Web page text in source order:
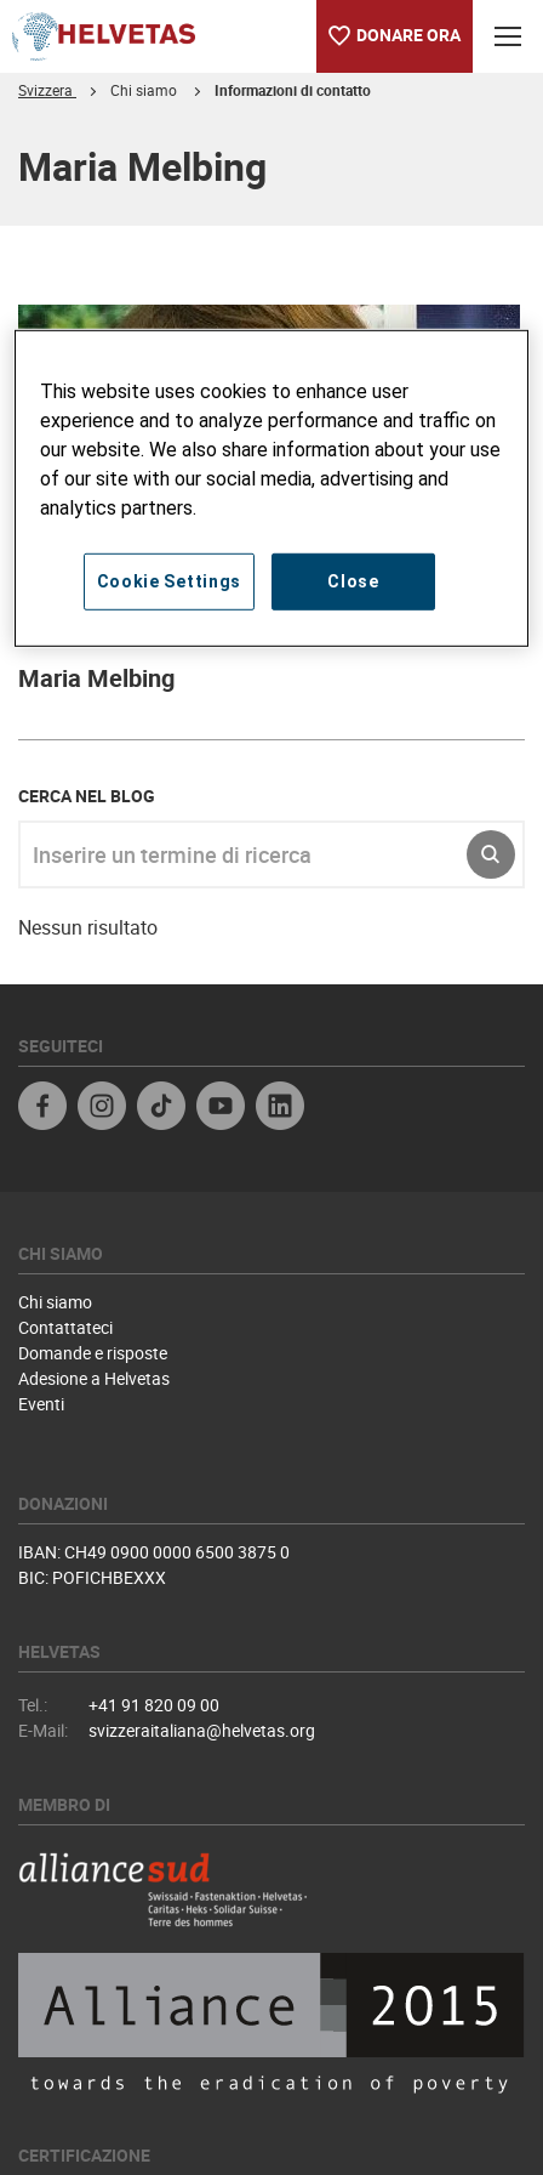
DONARE ORA
Svizzera Chi siamo Informazioni di contatto
Maria Melbing
Maria Melbing
CERCA NEL BLOG
INVIA
Nessun risultato
SEGUITECI
Facebook ITInstagramTikTok Youtube
CHI SIAMO
Chi siamo
Contattateci
Domande e risposte
Adesione a Helvetas
Eventi
DONAZIONI
IBAN: CH49 0900 0000 6500 3875 0
BIC: POFICHBEXXX
HELVETAS
Tel.:
+41 91 820 09 00
E-Mail:
svizzeraitaliana@helvetas.org
MEMBRO DI
CERTIFICAZIONE
This website uses cookies to enhance user
experience and to analyze performance and traffic on
our website. We also share information about your use
of our site with our social media, advertising and
analytics partners.
Close
Cookie Settings